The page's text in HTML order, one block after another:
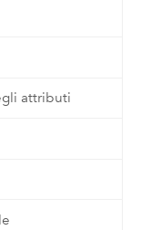
attributi